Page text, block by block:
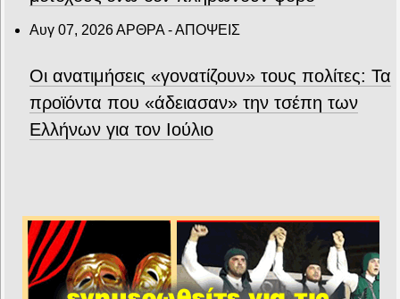
Αυγ 07, 2026ΑΡΘΡΑ - ΑΠΟΨΕΙΣ
Οι ανατιμήσεις «γονατίζουν» τους πολίτες: Τα
προϊόντα που «άδειασαν» την τσέπη των
Ελλήνων για τον Ιούλιο